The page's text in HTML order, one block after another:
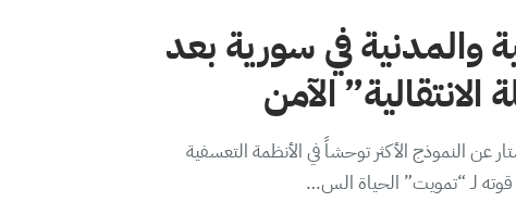
والمدنية في سورية بعد
الآمن
عن النموذج الأكثر توحشاً في الأنظمة التعسفية
قوته لـ “تمويت” الحياة الس…